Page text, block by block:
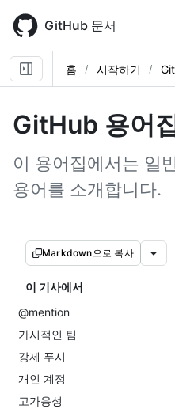
main
content
GitHub 문서
홈 시작하기
GitHub 용어
이 용어집에서는 일
용어를 소개합니다.
Markdown으로 복사
이 기사에서
@mention
가시적인 팀
강제 푸시
개인 계정
고가용성